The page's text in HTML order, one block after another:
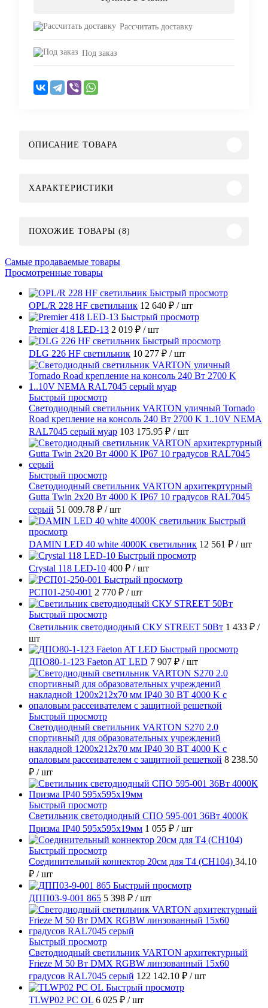
Рассчитать доставку
Под заказ
ОПИСАНИЕ ТОВАРА
ХАРАКТЕРИСТИКИ
ПОХОЖИЕ ТОВАРЫ (8)
Самые продаваемые товары
Просмотренные товары
Быстрый просмотр
OPL/R 228 HF светильник 12 640 ₽ / шт
Быстрый просмотр
Premier 418 LED-13 2 019 ₽ / шт
Быстрый просмотр
DLG 226 HF светильник 10 277 ₽ / шт
Быстрый просмотр
Светодиодный светильник VARTON уличный Tornado
Road крепление на консоль 240 Вт 2700 K 1..10V NEMA
RAL7045 серый муар 103 175.95 ₽ / шт
Быстрый просмотр
Светодиодный светильник VARTON архитекртурный
Gutta Twin 2x20 Вт 4000 K IP67 10 градусов RAL7045
серый 51 009.78 ₽ / шт
Быстрый
просмотр
DAMIN LED 40 white 4000K светильник 12 561 ₽ / шт
Быстрый просмотр
Crystal 118 LED-10 400 ₽ / шт
Быстрый просмотр
РСП01-250-001 2 770 ₽ / шт
Быстрый просмотр
Светильник светодиодный СКУ STREET 50Вт 1 433 ₽ /
шт
Быстрый просмотр
ДПО80-1-123 Faeton AT LED 7 907 ₽ / шт
Быстрый просмотр
Светодиодный светильник VARTON S270 2.0
спортивный для образовательных учреждений
накладной 1200х212х70 мм IP40 30 ВТ 4000 K с
опаловым рассеивателем с защитной решеткой 8 238.50
₽ / шт
Быстрый просмотр
Светильник светодиодный СПО 595-001 36Вт 4000К
Призма IP40 595х595х19мм 1 055 ₽ / шт
Быстрый просмотр
Соединительный коннектор 20см для T4 (СН104) 34.10
₽ / шт
Быстрый просмотр
ДПП03-9-001 865 5 398 ₽ / шт
Быстрый просмотр
Светодиодный светильник VARTON архитектурный
Frieze M 50 Вт DMX RGBW линзованный 15x60
градусов RAL7045 серый 122 142.10 ₽ / шт
Быстрый просмотр
TLWP02 PC OL 6 025 ₽ / шт